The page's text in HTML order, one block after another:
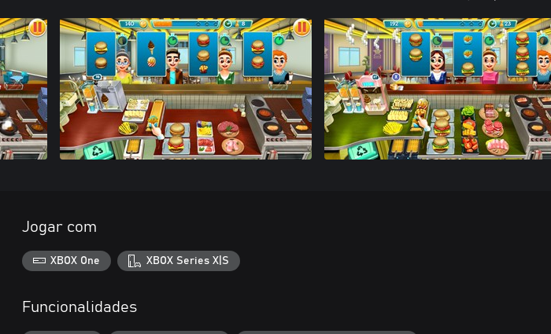
Jogar com
XBOX One XBOX Series X|S
Funcionalidades